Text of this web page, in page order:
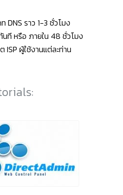
DNS ราว 1-3 ชั่วโมง
นที หรือ ภายใน 48 ชั่วโมง
ISP ผู้ใช้งานแต่ละท่าน